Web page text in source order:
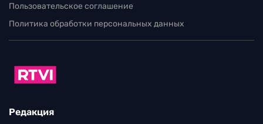
Пользовательское соглашение
Политика обработки персональных данных
Редакция